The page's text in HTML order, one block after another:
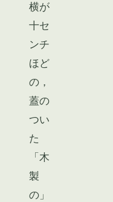
横が
十セ
ンチ
ほど
の，
蓋の
つい
た
「木
製
の」